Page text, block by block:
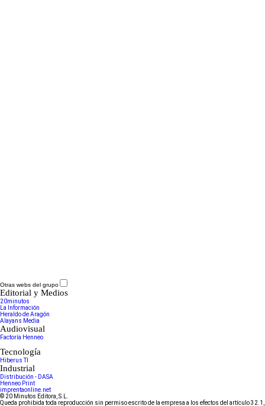
Otras webs del grupo
Editorial y Medios
20minutos
La Información
Heraldo de Aragón
Alayans Media
Audiovisual
Factoría Henneo
Tecnología
Hiberus TI
Industrial
Distribución - DASA
Henneo Print
imprentaonline.net
© 20 Minutos Editora, S.L.
Queda prohibida toda reproducción sin permiso escrito de la empresa a los efectos del artículo 32.1,